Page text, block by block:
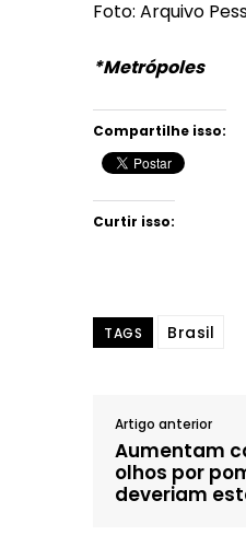
Foto: Arquivo
*Metrópoles
Compartilhe isso:
Curtir isso:
TAGS Brasil
Artigo anterior
Aumentam
olhos por
deveriam